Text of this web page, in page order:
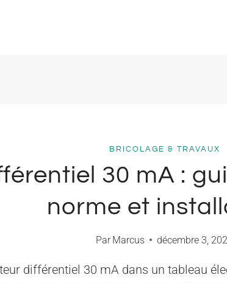
BRICOLAGE & TRAVAUX
30 mA :
norme et
Par Marcus décembre 3,